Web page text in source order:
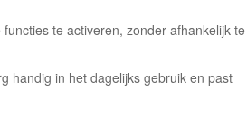
te activeren, zonder afhankelijk te
handig in het dagelijks gebruik en past